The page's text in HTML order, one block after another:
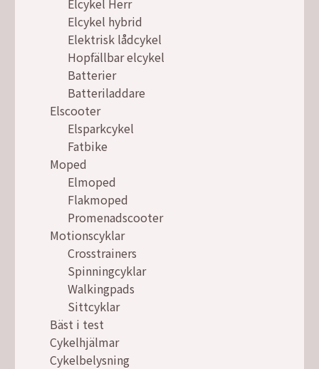
Elcykel hybrid
Elektrisk lådcykel
Hopfällbar elcykel
Batterier
Batteriladdare
Elscooter
Elsparkcykel
Fatbike
Moped
Elmoped
Flakmoped
Promenadscooter
Motionscyklar
Crosstrainers
Spinningcyklar
Walkingpads
Sittcyklar
Bäst i test
Cykelhjälmar
Cykelbelysning